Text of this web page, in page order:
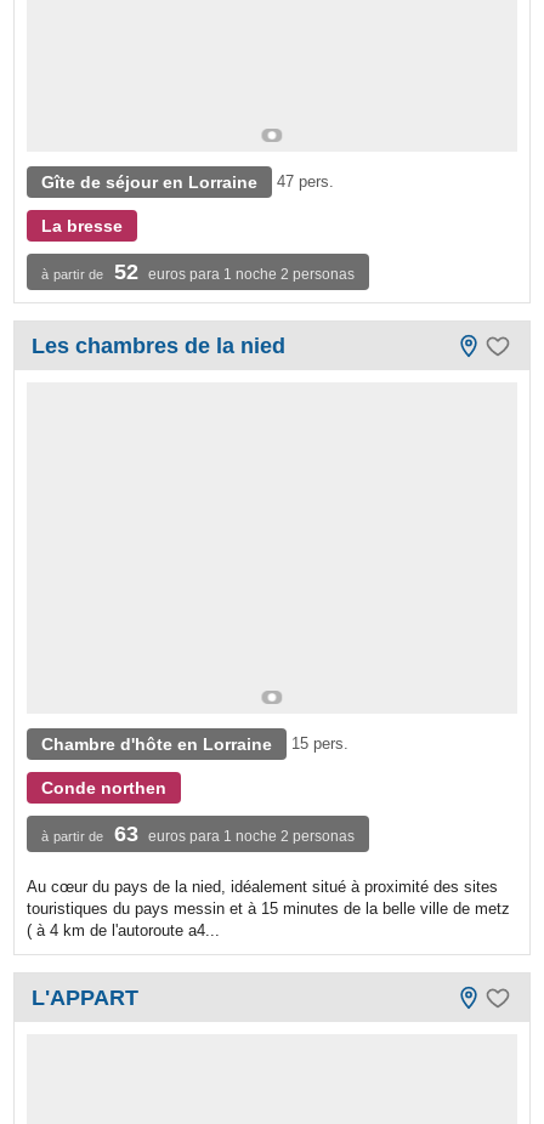
Gîte de séjour en Lorraine 47 pers.
La bresse
à partir de 52 euros para 1 noche 2 personas
Les chambres de la nied
Chambre d'hôte en Lorraine 15 pers.
Conde northen
à partir de 63 euros para 1 noche 2 personas
Au cœur du pays de la nied, idéalement situé à proximité des sites
touristiques du pays messin et à 15 minutes de la belle ville de metz
( à 4 km de l'autoroute a4...
L'APPART